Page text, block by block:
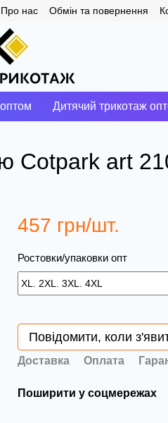
Про нас Обмін та повернення
Дитячий трикотаж
Сotpark art
457 грн/шт.
Ростовки/упаковки опт
Повідомити, коли
Доставка Оплата
Поширити у соцмережах